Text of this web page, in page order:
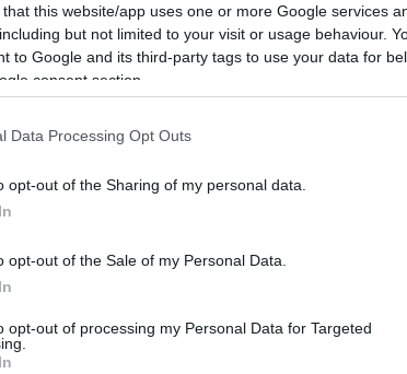
that this website/app uses one or more Google services
but not limited to your visit or usage behaviour.
to Google and its third-party tags to use your data for
consent section.
Data Processing Opt Outs
opt-out of the Sharing of my personal data.
opt-out of the Sale of my Personal Data.
opt-out of processing my Personal Data for Targeted
Δεν υπάρχει πεζοδρόμιο, στροφή σε δρόμο που να μην έχει
δρόμοι διπλής κατεύθυνσης να έχουν μόνο μια
από την οποία περνάει όποιος προλάβει και ό,τι
απόφαση του υπεύθυνου για τη λειτουργία του
τη δικαιολογία ότι λείπει προσωπικό. Ας μην πούμε για το
τα λίγα κοιμητήρια στην Ελλάδα που μνήματά του
Εκεί μέσα υπάρχει η ιστορία δύο περίπου αιώνων
του Libro d’Oro, μα και των ποπολάρων της
του 1953 και κινδυνεύουν να χαθούν από την
και περιφερειακών αρχόντων του νησιού.